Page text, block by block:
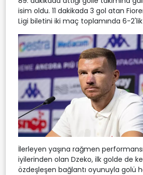
isim oldu. 11 dakikada 3 gol atan
Ligi biletini iki maç toplamında 6-2'lik
İlerleyen yaşına rağmen
iyilerinden olan Dzeko, ilk golde de
özdeşleşen bağlantı oyunuyla golü